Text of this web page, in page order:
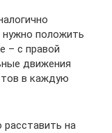
положить
– с правой
движения
в каждую
расставить на